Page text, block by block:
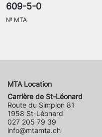
609-5-0
№ MTA
MTA Location
Carrière de St-Léonard
Route du Simplon 81
1958 St-Léonard
027 205 79 39
info@mtamta.ch